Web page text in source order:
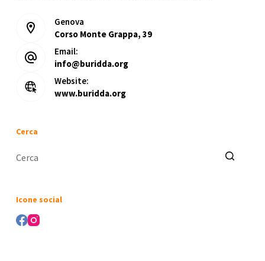
Genova
Corso Monte Grappa, 39
Email:
info@buridda.org
Website:
www.buridda.org
Cerca
Icone social